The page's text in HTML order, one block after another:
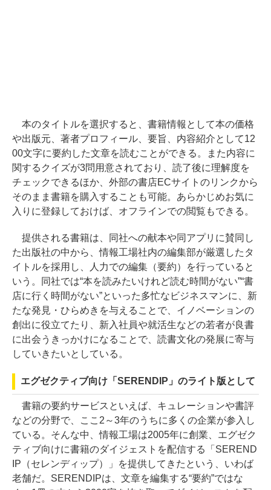
本のタイトルを選択すると、書籍情報として本の価格
や出版元、著者プロフィール、要旨、内容紹介として12
00文字に要約した文章を読むことができる。また内容に
関するクイズが3問用意されており、読了後に理解度を
チェックできるほか、外部の書店ECサイトのリンクから
そのまま書籍を購入することも可能。あらかじめお気に
入りに登録しておけば、オフラインでの閲覧もできる。
提供される書籍は、同社への献本や同アプリに賛同し
た出版社の中から、情報工場社内の編集部が厳選したタ
イトルを採用し、人力での編集（要約）を行っていると
いう。同社では“本を読みたいけれど読む時間がない”“書
店に行く時間がない”といった多忙なビジネスマンに、新
たな発見・ひらめきを与えることで、イノベーションの
創出に役立てたり、新入社員や就活生などの若者が良書
に出会うきっかけになることで、読書文化の発展に寄与
していきたいとしている。
エグゼクティブ向け「SERENDIP」のライト版として
書籍の要約サービスといえば、キュレーションや書評
などの分野で、ここ2～3年のうちに多くの企業が参入し
ている。そんな中、情報工場は2005年に創業、エグゼク
ティブ向けに書籍のダイジェストを配信する「SEREND
IP（セレンディップ）」を提供してきたという、いわば
老舗だ。SERENDIPは、文章を編集する“要約”ではな